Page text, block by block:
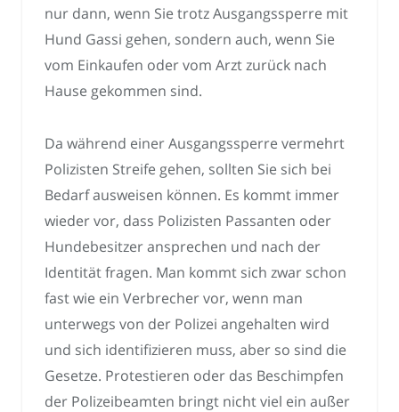
nur dann, wenn Sie trotz Ausgangssperre mit
Hund Gassi gehen, sondern auch, wenn Sie
vom Einkaufen oder vom Arzt zurück nach
Hause gekommen sind.
Da während einer Ausgangssperre vermehrt
Polizisten Streife gehen, sollten Sie sich bei
Bedarf ausweisen können. Es kommt immer
wieder vor, dass Polizisten Passanten oder
Hundebesitzer ansprechen und nach der
Identität fragen. Man kommt sich zwar schon
fast wie ein Verbrecher vor, wenn man
unterwegs von der Polizei angehalten wird
und sich identifizieren muss, aber so sind die
Gesetze. Protestieren oder das Beschimpfen
der Polizeibeamten bringt nicht viel ein außer